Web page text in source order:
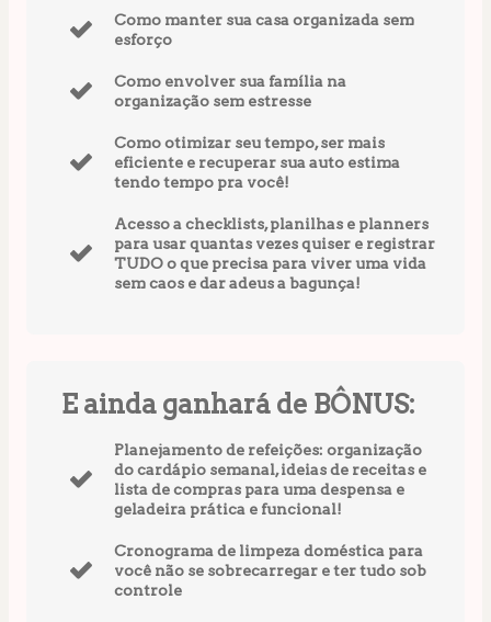
Como manter sua casa organizada sem
esforço
Como envolver sua família na
organização sem estresse
Como otimizar seu tempo, ser mais
eficiente e recuperar sua auto estima
tendo tempo pra você!
Acesso a checklists, planilhas e planners
para usar quantas vezes quiser e registrar
TUDO o que precisa para viver uma vida
sem caos e dar adeus a bagunça!
E ainda ganhará de BÔNUS:
Planejamento de refeições: organização
do cardápio semanal, ideias de receitas e
lista de compras para uma despensa e
geladeira prática e funcional!
Cronograma de limpeza doméstica para
você não se sobrecarregar e ter tudo sob
controle